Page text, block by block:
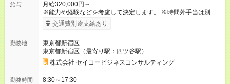
給与
月給320,000円～
※能力や経験などを考慮して決定します。 ※時間外手当は別途支
給致します。 【試用期間】試用期間あり 試用期間の長さ：3ヶ
月 雇用形態、給与は本採用時と同じです。
交通費別途支給あり
勤務地
東京都新宿区
東京都新宿区（最寄り駅：四ツ谷駅）
株式会社 セイコービジネスコンサルティング
勤務時間
8:30～17:30